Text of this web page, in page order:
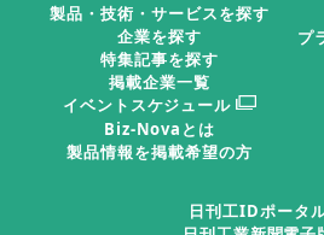
そのうち人が住居している「居
は約５３６０万戸である。数の
数が世帯数を上回る状態となっ
建てられたストックは約１３０
製品・技術・サービスを探す
企業を探す
特集記事を探す
掲載企業一覧
イベントスケジュール
Biz-Novaとは
製品情報を掲載希望の方
プ
日刊工IDポータ